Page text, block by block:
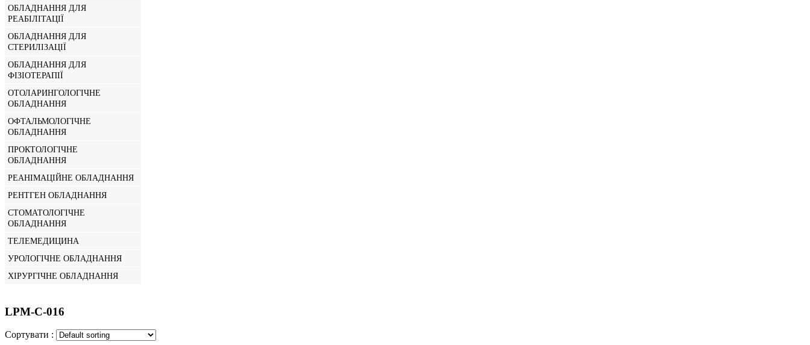
ОБЛАДНАННЯ ДЛЯ
РЕАБІЛІТАЦІЇ
ОБЛАДНАННЯ ДЛЯ
СТЕРИЛІЗАЦІЇ
ОБЛАДНАННЯ ДЛЯ
ФІЗІОТЕРАПІЇ
ОТОЛАРИНГОЛОГІЧНЕ
ОБЛАДНАННЯ
ОФТАЛЬМОЛОГІЧНЕ
ОБЛАДНАННЯ
ПРОКТОЛОГІЧНЕ
ОБЛАДНАННЯ
РЕАНІМАЦІЙНЕ ОБЛАДНАННЯ
РЕНТГЕН ОБЛАДНАННЯ
СТОМАТОЛОГІЧНЕ
ОБЛАДНАННЯ
ТЕЛЕМЕДИЦИНА
УРОЛОГІЧНЕ ОБЛАДНАННЯ
ХІРУРГІЧНЕ ОБЛАДНАННЯ
LPM-C-016
Сортувати :